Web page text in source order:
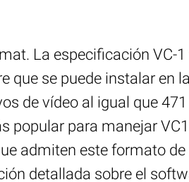
La especificación VC-1
que se puede instalar en la
de vídeo al igual que
popular para manejar
admiten este formato
detallada sobre el